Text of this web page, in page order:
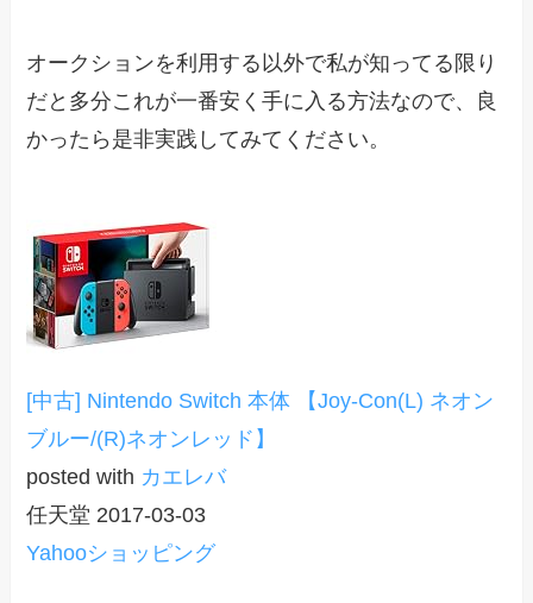
オークションを利用する以外で私が知ってる限り
だと多分これが一番安く手に入る方法なので、良
かったら是非実践してみてください。
[中古] Nintendo Switch 本体 【Joy-Con(L) ネオン
ブルー/(R)ネオンレッド】
posted with カエレバ
任天堂 2017-03-03
Yahooショッピング